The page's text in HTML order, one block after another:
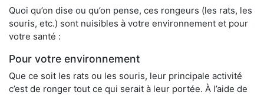
Quoi qu’on dise ou qu’on pense, ces rongeurs (les rats, les
souris, etc.) sont nuisibles à votre environnement et pour
votre santé :
Pour votre environnement
Que ce soit les rats ou les souris, leur principale activité
c’est de ronger tout ce qui serait à leur portée. À l’aide de